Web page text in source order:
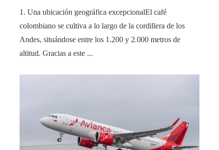
1. Una ubicación geográfica excepcionalEl café
colombiano se cultiva a lo largo de la cordillera de los
Andes, situándose entre los 1.200 y 2.000 metros de
altitud. Gracias a este ...